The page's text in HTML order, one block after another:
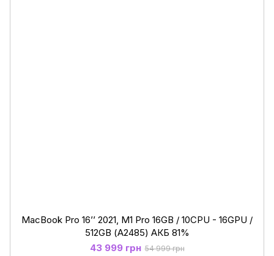
MacBook Pro 16’’ 2021, M1 Pro 16GB / 10CPU - 16GPU /
512GB (А2485) АКБ 81%
43 999 грн 54 999 грн